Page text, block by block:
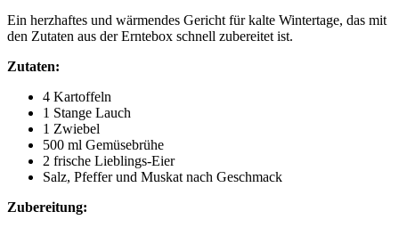
Ein herzhaftes und wärmendes Gericht für kalte Wintertage, das mit
den Zutaten aus der Erntebox schnell zubereitet ist.
Zutaten:
4 Kartoffeln
1 Stange Lauch
1 Zwiebel
500 ml Gemüsebrühe
2 frische Lieblings-Eier
Salz, Pfeffer und Muskat nach Geschmack
Zubereitung: